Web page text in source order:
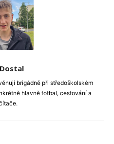
brigádně při středoškolském
hlavně fotbal, cestování a